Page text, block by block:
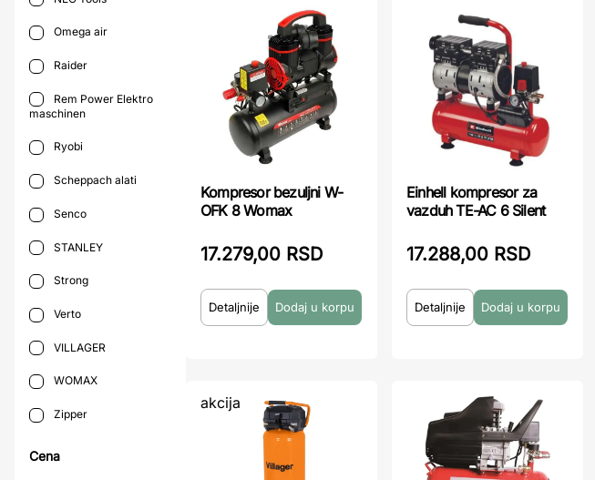
Omega air
Raider
Rem Power Elektro
maschinen
Ryobi
Scheppach alati
Senco
STANLEY
Strong
Verto
VILLAGER
WOMAX
Zipper
Cena
Kompresor bezuljni W-
OFK 8 Womax
17.279,00 RSD
Detaljnije
Einhell kompresor za
vazduh TE-AC 6 Silent
17.288,00 RSD
Detaljnije
akcija